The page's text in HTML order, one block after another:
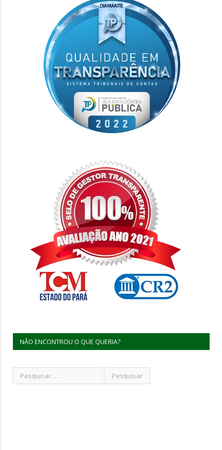
NÃO ENCONTROU O QUE QUERIA?